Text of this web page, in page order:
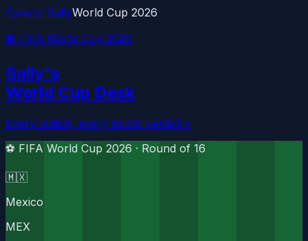
Cynical SallyWorld Cup 2026
⚽ FIFA World Cup 2026
Sally's
World Cup Desk
Every match, every brutal verdict→
⚽ FIFA World Cup 2026 · Round of 16
🇲🇽
Mexico
MEX